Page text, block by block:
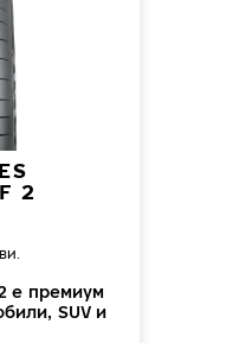
2
е премиум
SUV и